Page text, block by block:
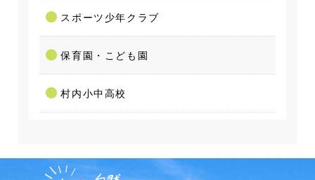
スポーツ少年クラブ
保育園・こども園
村内小中高校